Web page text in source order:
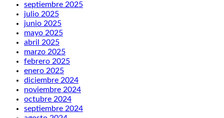
septiembre 2025
julio 2025
junio 2025
mayo 2025
abril 2025
marzo 2025
febrero 2025
enero 2025
diciembre 2024
noviembre 2024
octubre 2024
septiembre 2024